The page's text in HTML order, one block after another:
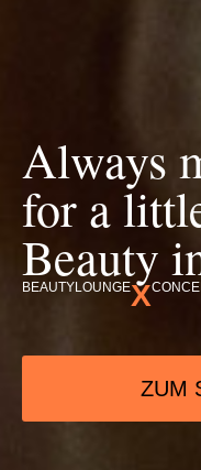
Always
for a
Beauty
BEAUTYLOUNGEX
ZUM